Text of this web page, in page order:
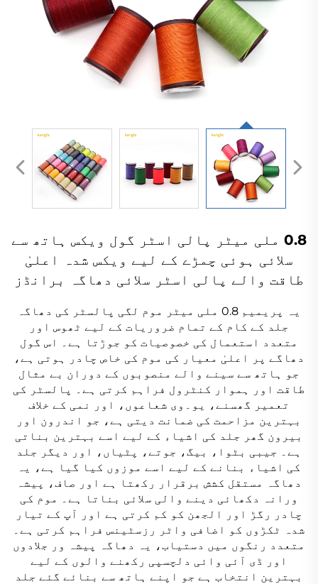
0.8 ملی میٹر پالی اسٹر گول ویکس ہاتھ سے
سلائی ہوئی چمڑے کے لیے ویکس شدہ اعلیٰ
طاقت والے پالی اسٹر سلائی دھاگہ برانڈز
یہ پریمیم 0.8 ملی میٹر موم لگی پالسٹر کی دھاگہ
جلد کے کام کے تمام ضروریات کے لیے ٹھوس اور
متعدد استعمال کی خصوصیات کو جوڑتا ہے۔ اس گول
دھاگے پر اعلیٰ معیار کی موم کی خاص چادر ہوتی ہے،
جو ہاتھ سے سینے والے منصوبوں کے دوران بے مثال
طاقت اور ہموار کنٹرول فراہم کرتی ہے۔ پالسٹر کی
تعمیر گھسنے، یو۔وی شعاعوں، اور نمی کے خلاف
بہترین مزاحمت کی ضمانت دیتی ہے، جو اندرون اور
بیرون گھر جلد کی اشیاء کے لیے اسے بہترین بناتی
ہے۔ جیبی بٹوا، بیگ، جوتے، پٹیاں، اور دیگر جلد
کی اشیاء بنانے کے لیے اسے موزوں کیا گیا ہے، یہ
دھاگہ مستقل کشش برقرار رکھتا ہے اور صاف، پیشہ
ورانہ دکھائی دینے والی سلائی بناتا ہے۔ موم کی
چادر رگڑ اور الجھن کو کم کرتی ہے اور آپ کے تیار
شدہ ٹکڑوں کو اضافی واٹر رزسٹینس فراہم کرتی ہے۔
متعدد رنگوں میں دستیاب، یہ دھاگہ پیشہ ور جلادوں
اور ڈی آئی وائی دلچسپی رکھنے والوں کے لیے
بہترین انتخاب ہے جو اپنے ہاتھ سے بنائے گئے جلد